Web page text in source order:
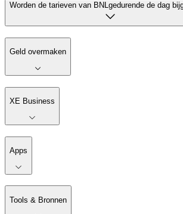
Worden de tarieven van BNLgedurende de dag
Geld overmaken
XE Business
Apps
Tools & Bronnen